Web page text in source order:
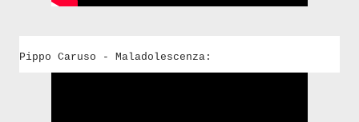
Pippo Caruso - Maladolescenza: